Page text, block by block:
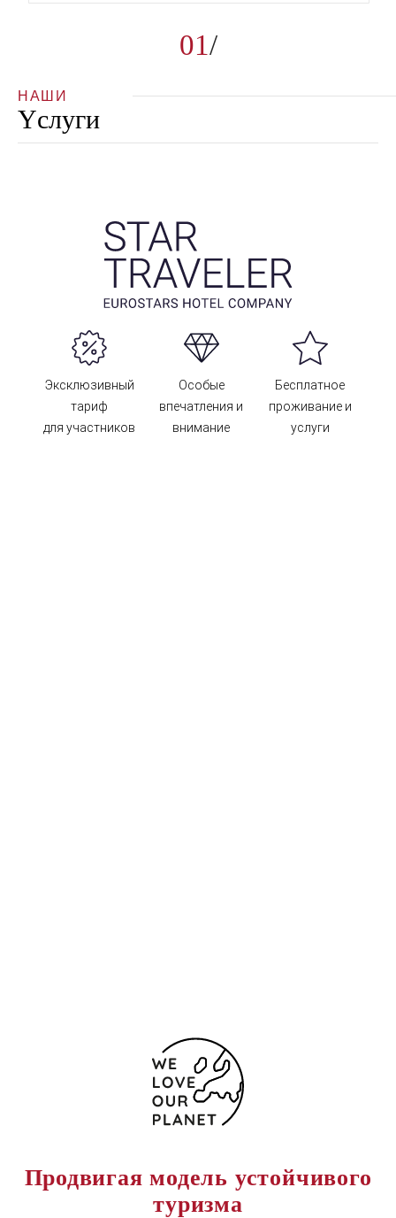
01
НАШИ
Yслуги
Эксклюзивный
тариф
для участников
Особые
впечатления и
внимание
Бесплатное
проживание и
услуги
Продвигая модель устойчивого
туризма